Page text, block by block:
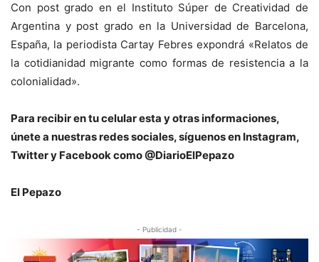
Con post grado en el Instituto Súper de Creatividad de
Argentina y post grado en la Universidad de Barcelona,
España, la periodista Cartay Febres expondrá «Relatos de
la cotidianidad migrante como formas de resistencia a la
colonialidad».
Para recibir en tu celular esta y otras informaciones,
únete a nuestras redes sociales, síguenos en Instagram,
Twitter y Facebook como @DiarioElPepazo
El Pepazo
- Publicidad -